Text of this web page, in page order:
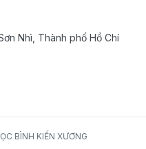
Nhì, Thành phố Hồ Chí
BÌNH KIẾN XƯƠNG